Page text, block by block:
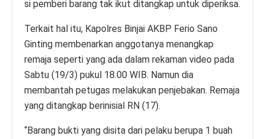
si pemberi barang tak ikut ditangkap untuk diperiksa.
Terkait hal itu, Kapolres Binjai AKBP Ferio Sano
Ginting membenarkan anggotanya menangkap
remaja seperti yang ada dalam rekaman video pada
Sabtu (19/3) pukul 18.00 WIB. Namun dia
membantah petugas melakukan penjebakan. Remaja
yang ditangkap berinisial RN (17).
“Barang bukti yang disita dari pelaku berupa 1 buah